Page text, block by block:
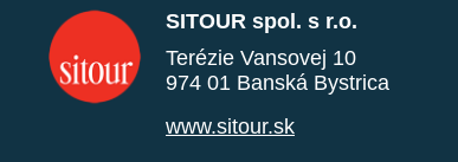
SITOUR spol. s r.o.
Terézie Vansovej 10
974 01 Banská Bystrica
www.sitour.sk